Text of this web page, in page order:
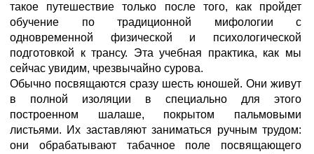
такое путешествие только после того, как пройдет
обучение по традиционной мифологии с
одновременной физической и психологической
подготовкой к трансу. Эта учебная практика, как мы
сейчас увидим, чрезвычайно сурова.
Обычно посвящаются сразу шесть юношей. Они живут
в полной изоляции в специально для этого
построенном шалаше, покрытом пальмовыми
листьями. Их заставляют заниматься ручным трудом:
они обрабатывают табачное поле посвящающего